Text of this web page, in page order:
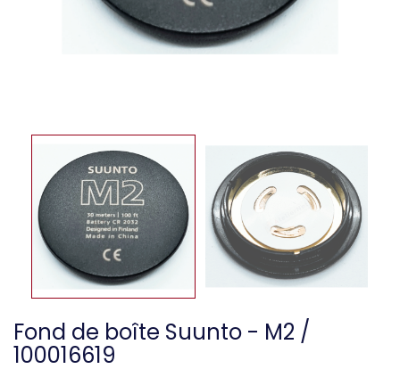
Fond de boîte Suunto - M2 /
100016619